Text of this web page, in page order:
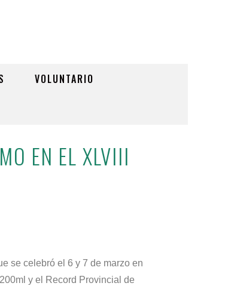
VOLUNTARIO
EN EL XLVIII
se celebró el 6 y 7 de marzo en
y el Record Provincial de